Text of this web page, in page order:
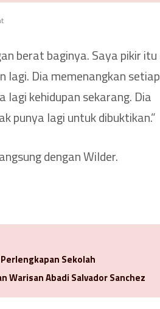
berat baginya. Saya pikir itu
lagi. Dia memenangkan setiap
lagi kehidupan sekarang. Dia
punya lagi untuk dibuktikan.”
dengan Wilder.
Sekolah
Warisan Abadi Salvador Sanchez